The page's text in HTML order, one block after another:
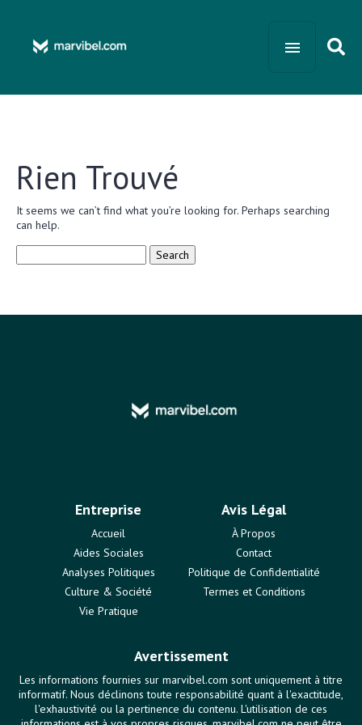
Rien Trouvé
It seems we can’t find what you’re looking for. Perhaps searching
can help.
Entreprise
Accueil
Aides Sociales
Analyses Politiques
Culture & Société
Vie Pratique
Avis Légal
À Propos
Contact
Politique de Confidentialité
Termes et Conditions
Avertissement
Les informations fournies sur marvibel.com sont uniquement à titre
informatif. Nous déclinons toute responsabilité quant à l'exactitude,
l'exhaustivité ou la pertinence du contenu. L'utilisation de ces